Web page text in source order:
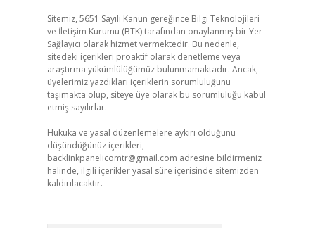
Sitemiz, 5651 Sayılı Kanun gereğince Bilgi Teknolojileri
ve İletişim Kurumu (BTK) tarafından onaylanmış bir Yer
Sağlayıcı olarak hizmet vermektedir. Bu nedenle,
sitedeki içerikleri proaktif olarak denetleme veya
araştırma yükümlülüğümüz bulunmamaktadır. Ancak,
üyelerimiz yazdıkları içeriklerin sorumluluğunu
taşımakta olup, siteye üye olarak bu sorumluluğu kabul
etmiş sayılırlar.
Hukuka ve yasal düzenlemelere aykırı olduğunu
düşündüğünüz içerikleri,
backlinkpanelicomtr@gmail.com adresine bildirmeniz
halinde, ilgili içerikler yasal süre içerisinde sitemizden
kaldırılacaktır.